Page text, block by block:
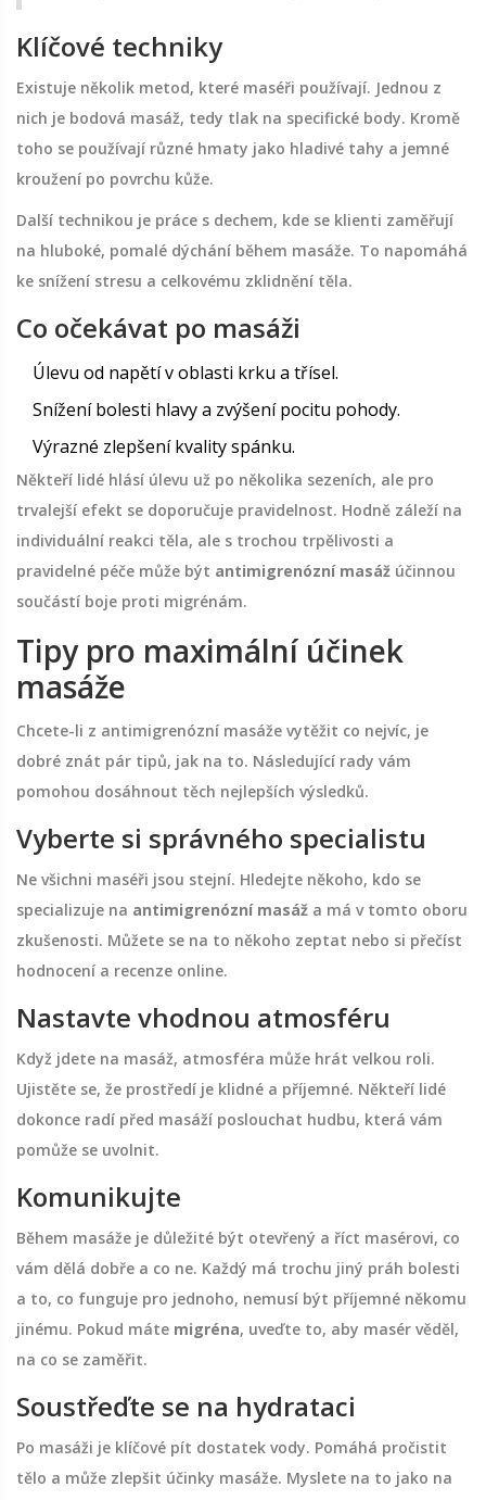
Klíčové techniky
Existuje několik metod, které maséři používají. Jednou z
nich je bodová masáž, tedy tlak na specifické body. Kromě
toho se používají různé hmaty jako hladivé tahy a jemné
kroužení po povrchu kůže.
Další technikou je práce s dechem, kde se klienti zaměřují
na hluboké, pomalé dýchání během masáže. To napomáhá
ke snížení stresu a celkovému zklidnění těla.
Co očekávat po masáži
Úlevu od napětí v oblasti krku a třísel.
Snížení bolesti hlavy a zvýšení pocitu pohody.
Výrazné zlepšení kvality spánku.
Někteří lidé hlásí úlevu už po několika sezeních, ale pro
trvalejší efekt se doporučuje pravidelnost. Hodně záleží na
individuální reakci těla, ale s trochou trpělivosti a
pravidelné péče může být antimigrenózní masáž účinnou
součástí boje proti migrénám.
Tipy pro maximální účinek
masáže
Chcete-li z antimigrenózní masáže vytěžit co nejvíc, je
dobré znát pár tipů, jak na to. Následující rady vám
pomohou dosáhnout těch nejlepších výsledků.
Vyberte si správného specialistu
Ne všichni maséři jsou stejní. Hledejte někoho, kdo se
specializuje na antimigrenózní masáž a má v tomto oboru
zkušenosti. Můžete se na to někoho zeptat nebo si přečíst
hodnocení a recenze online.
Nastavte vhodnou atmosféru
Když jdete na masáž, atmosféra může hrát velkou roli.
Ujistěte se, že prostředí je klidné a příjemné. Někteří lidé
dokonce radí před masáží poslouchat hudbu, která vám
pomůže se uvolnit.
Komunikujte
Během masáže je důležité být otevřený a říct masérovi, co
vám dělá dobře a co ne. Každý má trochu jiný práh bolesti
a to, co funguje pro jednoho, nemusí být příjemné někomu
jinému. Pokud máte migréna, uveďte to, aby masér věděl,
na co se zaměřit.
Soustřeďte se na hydrataci
Po masáži je klíčové pít dostatek vody. Pomáhá pročistit
tělo a může zlepšit účinky masáže. Myslete na to jako na